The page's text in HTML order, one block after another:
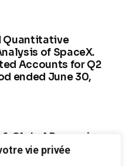
vie privée
Quantitative
of SpaceX.
Accounts for Q2
ended June 30,
Global Recession